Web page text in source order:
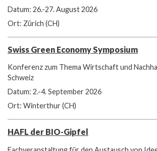
Datum: 26.-27. August 2026
Ort: Zürich (CH)
Swiss Green Economy Symposium
Konferenz zum Thema Wirtschaft und
Schweiz
Datum: 2.-4. September 2026
Ort: Winterthur (CH)
HAFL der BIO-Gipfel